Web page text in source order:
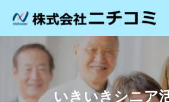
いきいきシニア